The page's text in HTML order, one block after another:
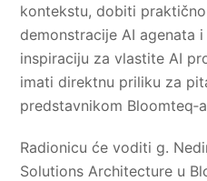
kontekstu, dobiti
demonstracije AI agenata
inspiraciju za vlastite AI
imati direktnu priliku za
predstavnikom
Radionicu će voditi g.
Solutions Architecture u